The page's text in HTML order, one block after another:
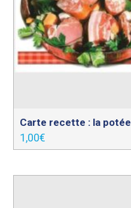
Carte recette : la potée
1,00€